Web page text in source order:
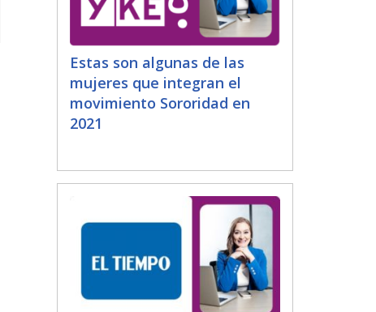
Estas son algunas de las
mujeres que integran el
movimiento Sororidad en
2021